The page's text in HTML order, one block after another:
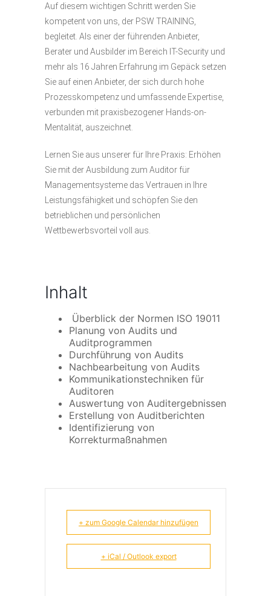
Auf diesem wichtigen Schritt werden Sie
kompetent von uns, der PSW TRAINING,
begleitet. Als einer der führenden Anbieter,
Berater und Ausbilder im Bereich IT-Security und
mehr als 16 Jahren Erfahrung im Gepäck setzen
Sie auf einen Anbieter, der sich durch hohe
Prozesskompetenz und umfassende Expertise,
verbunden mit praxisbezogener Hands-on-
Mentalität, auszeichnet.
Lernen Sie aus unserer für Ihre Praxis: Erhöhen
Sie mit der Ausbildung zum Auditor für
Managementsysteme das Vertrauen in Ihre
Leistungsfähigkeit und schöpfen Sie den
betrieblichen und persönlichen
Wettbewerbsvorteil voll aus.
Inhalt
Überblick der Normen ISO 19011
Planung von Audits und
Auditprogrammen
Durchführung von Audits
Nachbearbeitung von Audits
Kommunikationstechniken für
Auditoren
Auswertung von Auditergebnissen
Erstellung von Auditberichten
Identifizierung von
Korrekturmaßnahmen
+ zum Google Calendar hinzufügen
+ iCal / Outlook export